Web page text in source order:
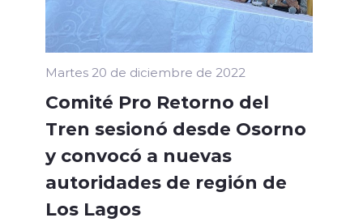
Martes 20 de diciembre de 2022
Comité Pro Retorno del
Tren sesionó desde Osorno
y convocó a nuevas
autoridades de región de
Los Lagos